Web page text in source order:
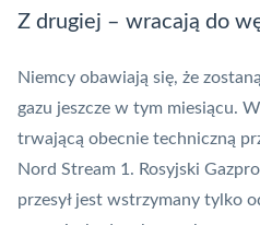
Z drugiej – wracają do
Niemcy obawiają się, że
gazu jeszcze w tym miesiącu.
trwającą obecnie techniczną
Nord Stream 1. Rosyjski
przesył jest wstrzymany tylko